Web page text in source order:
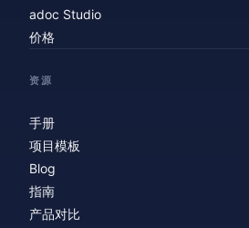
adoc Studio
价格
资源
手册
项目模板
Blog
指南
产品对比